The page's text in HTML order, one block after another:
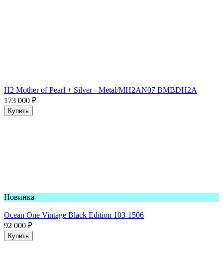
H2 Mother of Pearl + Silver - Metal/MH2AN07 BMBDH2A
173 000 ₽
Купить
Новинка
Ocean One Vintage Black Edition 103-1506
92 000 ₽
Купить